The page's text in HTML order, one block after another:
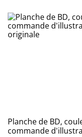
Planche de BD,
commande